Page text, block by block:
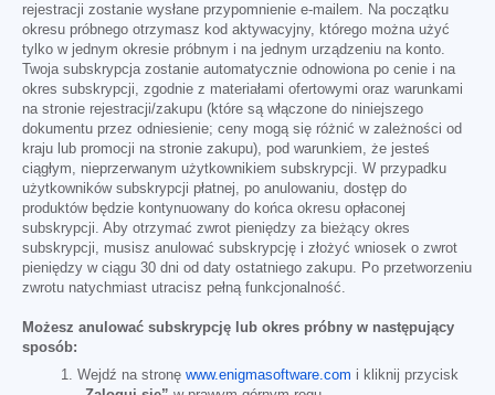
rejestracji zostanie wysłane przypomnienie e-mailem. Na początku
okresu próbnego otrzymasz kod aktywacyjny, którego można użyć
tylko w jednym okresie próbnym i na jednym urządzeniu na konto.
Twoja subskrypcja zostanie automatycznie odnowiona po cenie i na
okres subskrypcji, zgodnie z materiałami ofertowymi oraz warunkami
na stronie rejestracji/zakupu (które są włączone do niniejszego
dokumentu przez odniesienie; ceny mogą się różnić w zależności od
kraju lub promocji na stronie zakupu), pod warunkiem, że jesteś
ciągłym, nieprzerwanym użytkownikiem subskrypcji. W przypadku
użytkowników subskrypcji płatnej, po anulowaniu, dostęp do
produktów będzie kontynuowany do końca okresu opłaconej
subskrypcji. Aby otrzymać zwrot pieniędzy za bieżący okres
subskrypcji, musisz anulować subskrypcję i złożyć wniosek o zwrot
pieniędzy w ciągu 30 dni od daty ostatniego zakupu. Po przetworzeniu
zwrotu natychmiast utracisz pełną funkcjonalność.
Możesz anulować subskrypcję lub okres próbny w następujący
sposób:
Wejdź na stronę www.enigmasoftware.com i kliknij przycisk